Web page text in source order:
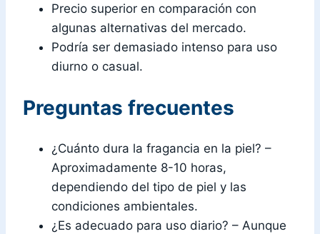
Precio superior en comparación con
algunas alternativas del mercado.
Podría ser demasiado intenso para uso
diurno o casual.
Preguntas frecuentes
¿Cuánto dura la fragancia en la piel? –
Aproximadamente 8-10 horas,
dependiendo del tipo de piel y las
condiciones ambientales.
¿Es adecuado para uso diario? – Aunque